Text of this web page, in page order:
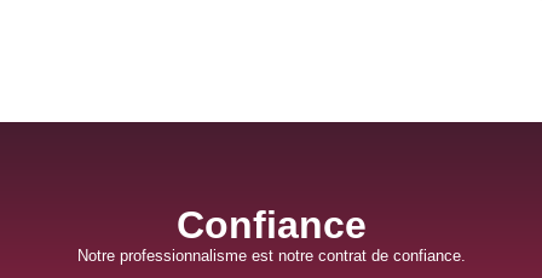
Confiance
Notre professionnalisme est notre contrat de confiance.